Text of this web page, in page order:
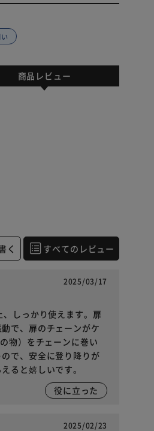
商品レビュー
く すべてのレビュー
2025/03/17
しっかり使えます。扉
で、扉のチェーンがケ
物）をチェーンに巻い
で、安全に登り降りが
ると嬉しいです。
役に立った
2025/02/23